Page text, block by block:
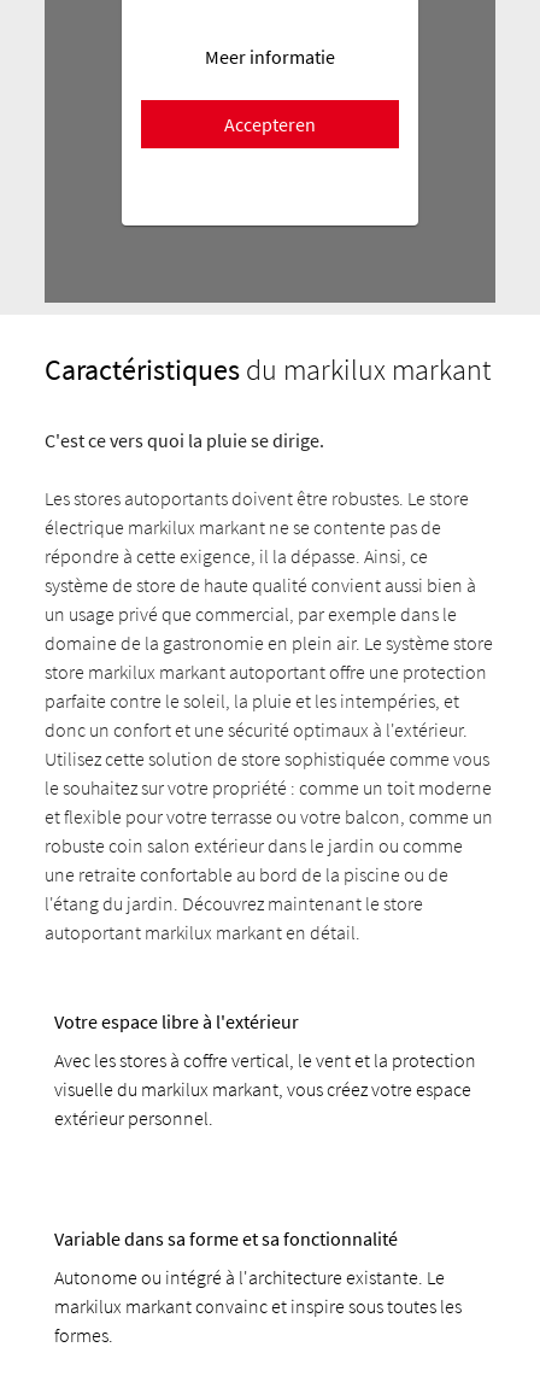
Meer informatie
Accepteren
Caractéristiquesdu markilux markant
C'est ce vers quoi la pluie se dirige.
Les stores autoportants doivent être robustes. Le store
électrique markilux markant ne se contente pas de
répondre à cette exigence, il la dépasse. Ainsi, ce
système de store de haute qualité convient aussi bien à
un usage privé que commercial, par exemple dans le
domaine de la gastronomie en plein air. Le système store
store markilux markant autoportant offre une protection
parfaite contre le soleil, la pluie et les intempéries, et
donc un confort et une sécurité optimaux à l'extérieur.
Utilisez cette solution de store sophistiquée comme vous
le souhaitez sur votre propriété : comme un toit moderne
et flexible pour votre terrasse ou votre balcon, comme un
robuste coin salon extérieur dans le jardin ou comme
une retraite confortable au bord de la piscine ou de
l'étang du jardin. Découvrez maintenant le store
autoportant markilux markant en détail.
Votre espace libre à l'extérieur
Avec les stores à coffre vertical, le vent et la protection
visuelle du markilux markant, vous créez votre espace
extérieur personnel.
Variable dans sa forme et sa fonctionnalité
Autonome ou intégré à l'architecture existante. Le
markilux markant convainc et inspire sous toutes les
formes.